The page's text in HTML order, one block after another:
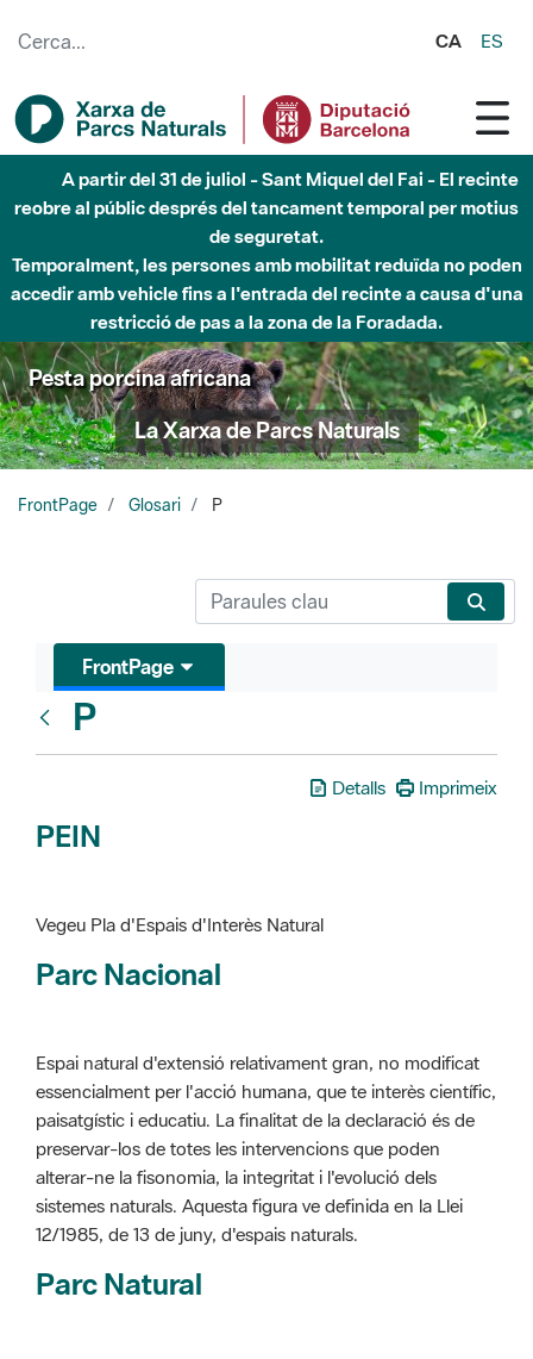
CA ES
6 d'agost - Parc Fluvial Besòs - Activació de la Fase
d'Alerta del Parc Fluvial del Besòs per pluges intenses.
Tancats els accessos al Parc.
Pesta porcina africana
La Xarxa de Parcs Naturals
FrontPage Glosari P
Glosari
P
PEIN
Vegeu Pla d'Espais d'Interès Natural
Espai natural d'extensió relativament gran, no modificat
preservar-los de totes les intervencions que poden
alterar-ne la fisonomia, la integritat i l'evolució dels
sistemes naturals. Aquesta figura ve definida en la Llei
12/1985, de 13 de juny, d'espais naturals.
Parc Natural
Espais natural que presenta valors naturals qualificats, la